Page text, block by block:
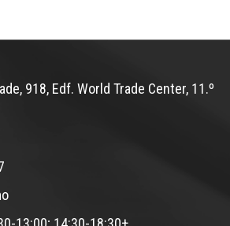
918, Edf. World Trade Center, 11.º